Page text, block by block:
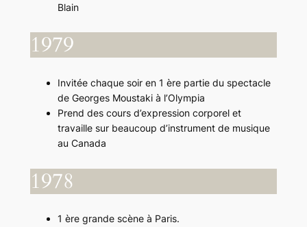
Blain
1979
Invitée chaque soir en 1 ère partie du spectacle
de Georges Moustaki à l’Olympia
Prend des cours d’expression corporel et
travaille sur beaucoup d’instrument de musique
au Canada
1978
1 ère grande scène à Paris.